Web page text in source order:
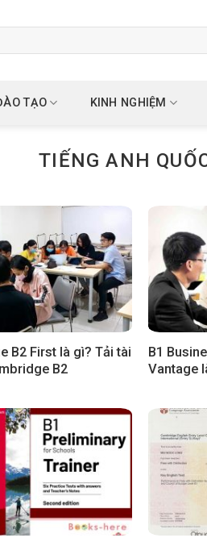
TẠO KINH NGHIỆM
TIẾNG ANH
B2 First là gì? Tải tài
B2
B1
Vantage